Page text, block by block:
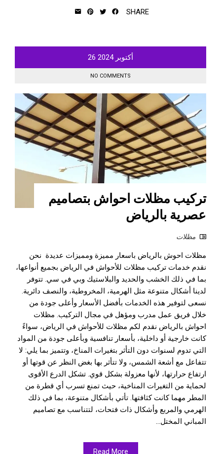
SHARE
أكتوبر 26 2024
NO COMMENTS
تركيب مظلات احواش بتصاميم
عصرية بالرياض
مظلات
مظلات احوش بالرياض باسعار مميزة ومميزات عديدة نحن
نقدم خدمات تركيب مظلات للأحواش في الرياض بجميع أنواعها،
بما في ذلك الخشب والحديد والبلاستيك وبي في سي. تتوفر
لدينا أشكال متنوعة مثل الهرمية، المخروطية، والنصف دائرية.
نسعى لتوفير هذه الخدمات بأفضل الأسعار وأعلى جودة من
خلال فريق عمل مدرب ومؤهل في مجال التركيب. مظلات
احواش بالرياض نقدم لكم مظلات للأحواش في الرياض، سواءً
كانت خارجية أو داخلية، بأسعار تنافسية وبأعلى جودة من المواد
التي تدوم لسنوات دون التأثر بتغيرات المناخ، وتتميز بما يلي: لا
تتفاعل مع أشعة الشمس، ولا تتأثر بها بغض النظر عن قوتها أو
ارتفاع حرارتها، لأنها معزولة بشكل قوي. تشكل الدرع الأقوى
لحماية من التغيرات المناخية، حيث تمنع تسرب أي قطرة من
المطر مهما كانت كثافتها. تأتي بأشكال متنوعة، بما في ذلك
الهرمي والمربع وأشكال ذات فتحات، لتتناسب مع تصاميم
المباني المختل...
Read More